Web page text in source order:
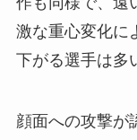
激な重心変化に
下がる選手は多
顔面への攻撃が